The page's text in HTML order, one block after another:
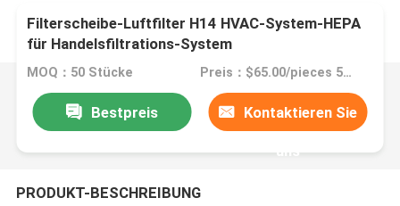
Filterscheibe-Luftfilter H14 HVAC-System-HEPA
für Handelsfiltrations-System
MOQ：50 Stücke Preis：$65.00/pieces 50-99 pieces
Bestpreis Kontaktieren Sie
uns
PRODUKT-BESCHREIBUNG